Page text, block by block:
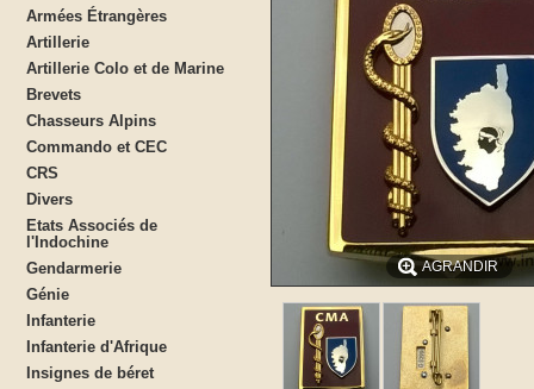
Armées Étrangères
Artillerie
Artillerie Colo et de Marine
Brevets
Chasseurs Alpins
Commando et CEC
CRS
Divers
Etats Associés de
l'Indochine
Gendarmerie
Génie
Infanterie
Infanterie d'Afrique
Insignes de béret
AGRANDIR